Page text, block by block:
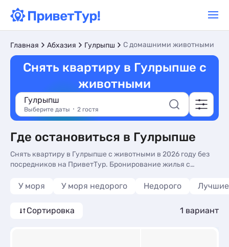
Главная Абхазия Гулрыпш С домашними животными
Снять квартиру в Гулрыпше с
животными
Гулрыпш
Выберите даты 2 гостя
Где остановиться в Гулрыпше
Снять квартиру в Гулрыпше с животными в 2026 году без
посредников на ПриветТур. Бронирование жилья с
У моря У моря недорого Недорого Лучшие
Сортировка 1 вариант